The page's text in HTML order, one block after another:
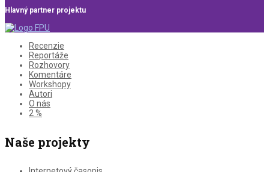
Hlavný partner projektu
Recenzie
Reportáže
Rozhovory
Komentáre
Workshopy
Autori
O nás
2 %
Naše projekty